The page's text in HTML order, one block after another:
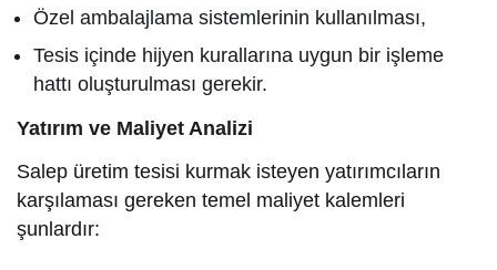
Özel ambalajlama sistemlerinin kullanılması,
Tesis içinde hijyen kurallarına uygun bir işleme
hattı oluşturulması gerekir.
Yatırım ve Maliyet Analizi
Salep üretim tesisi kurmak isteyen yatırımcıların
karşılaması gereken temel maliyet kalemleri
şunlardır: